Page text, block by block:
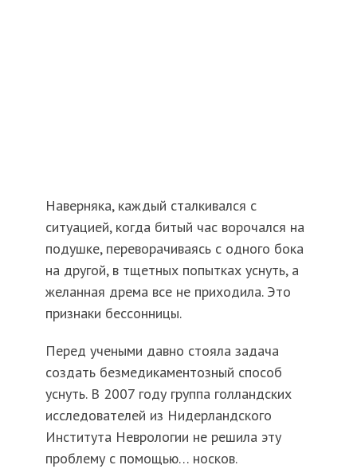
Наверняка, каждый сталкивался с
ситуацией, когда битый час ворочался на
подушке, переворачиваясь с одного бока
на другой, в тщетных попытках уснуть, а
желанная дрема все не приходила. Это
признаки бессонницы.
Перед учеными давно стояла задача
создать безмедикаментозный способ
уснуть. В 2007 году группа голландских
исследователей из Нидерландского
Института Неврологии не решила эту
проблему с помощью… носков.